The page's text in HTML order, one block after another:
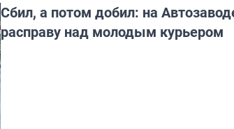
Сбил, а потом добил: на
расправу над молодым курьером